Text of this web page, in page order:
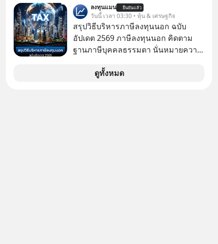
ลับอะไรไว้เบื้องหลังโปรเจกต์อวกาศที่
ผลาญทรัพยากรมหาศาล วันนี้เราจะมา
กะเทาะเปลือกความลวงโลกนี้กัน ใครที่
คิดว่าอนาคตของมนุษยชาติอยู่บนดาว
ดวงอื่น เลือกฟังกันได้เลยนะครับ อย่า
Geek Forever’s Podcast ของผมกัน
แรกในประเทศไทย ที่ Central Park
ลงทุนแมน ยืนยันแล้ว
วันนี้ เวลา 03:30 • หุ้น & เศรษฐกิจ
สรุปวิธีบริหารภาษีลงทุนนอก ฉบับ
อัปเดต 2569 ภาษีลงทุนนอก คิดตาม
ฐานภาษีบุคคลธรรมดา นั่นหมายความ
ดูทั้งหมด